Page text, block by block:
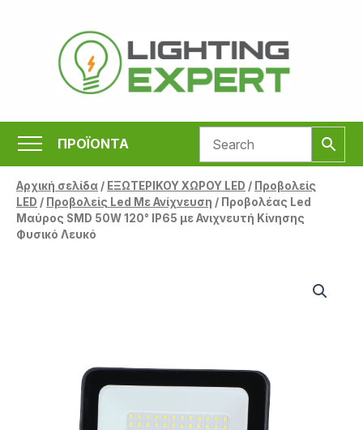
περιεχόμενο
ΠΡΟΪΟΝΤΑ
Αρχική σελίδα/ ΕΞΩΤΕΡΙΚΟΥ ΧΩΡΟΥ LED / Προβολείς
LED / Προβολείς Led Με Ανίχνευση / Προβολέας Led
Μαύρος SMD 50W 120° IP65 με Ανιχνευτή Κίνησης
Φυσικό Λευκό